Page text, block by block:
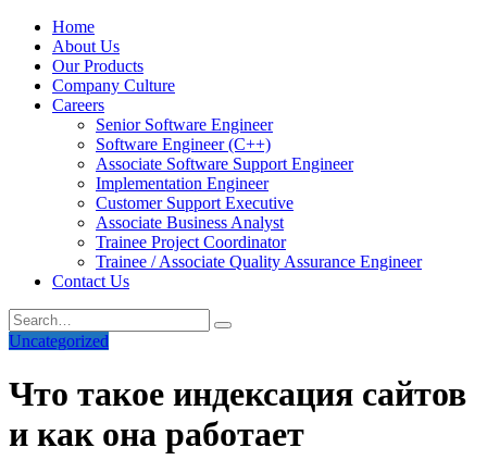
Home
About Us
Our Products
Company Culture
Careers
Senior Software Engineer
Software Engineer (C++)
Associate Software Support Engineer
Implementation Engineer
Customer Support Executive
Associate Business Analyst
Trainee Project Coordinator
Trainee / Associate Quality Assurance Engineer
Contact Us
Uncategorized
Что такое индексация сайтов
и как она работает